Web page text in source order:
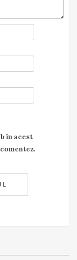
în acest